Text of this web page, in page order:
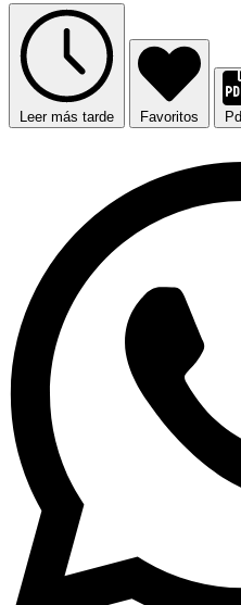
Leer más tarde Favoritos